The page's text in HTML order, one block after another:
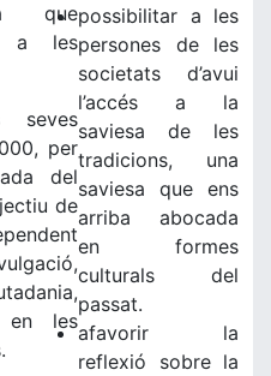
que
a les
per
del
de
en les
possibilitar a les
persones de les
societats d’avui
l’accés a la
saviesa de les
tradicions, una
saviesa que ens
arriba abocada
en formes
culturals del
passat.
afavorir la
reflexió sobre la